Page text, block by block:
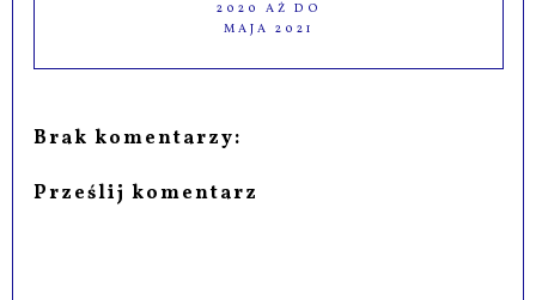
2020 AŻ DO
MAJA 2021
Brak komentarzy:
Prześlij komentarz